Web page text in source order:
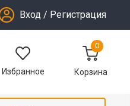
Вход / Регистрация
Избранное
0
Корзина